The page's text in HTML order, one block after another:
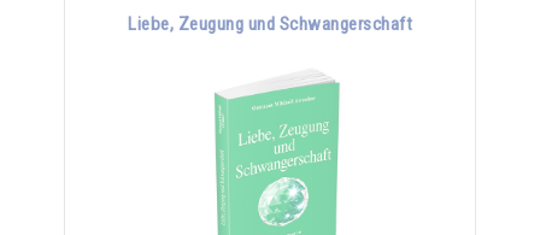
Liebe, Zeugung und Schwangerschaft